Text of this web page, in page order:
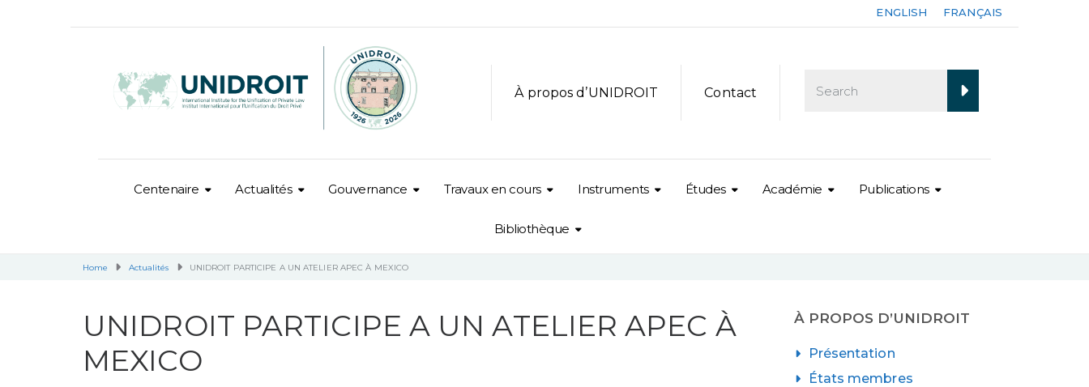
ENGLISH FRANÇAIS
À propos d’UNIDROIT Contact
Centenaire Actualités Gouvernance Travaux en cours Instruments Études Académie Publications
Bibliothèque
Home Actualités UNIDROIT PARTICIPE A UN ATELIER APEC À MEXICO
UNIDROIT PARTICIPE A UN ATELIER APEC À
MEXICO
À PROPOS D’UNIDROIT
Présentation
États membres